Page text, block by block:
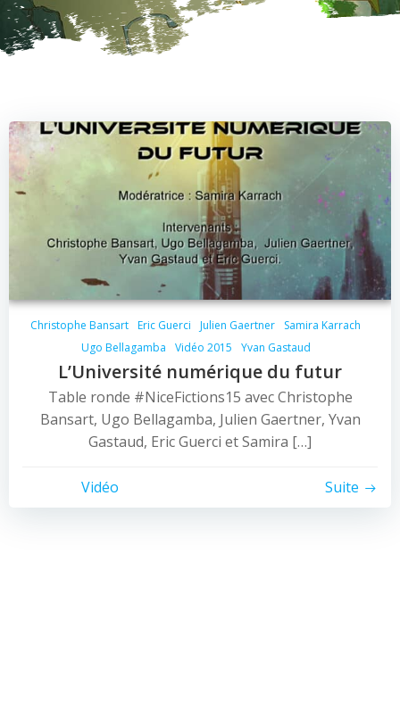
Christophe Bansart Eric Guerci Julien Gaertner
Samira Karrach
Ugo Bellagamba
Vidéo 2015 Yvan Gastaud
L’Université numérique du futur
Table ronde #NiceFictions15 avec Christophe
Bansart, Ugo Bellagamba, Julien Gaertner, Yvan
Gastaud, Eric Guerci et Samira […]
Vidéo Suite